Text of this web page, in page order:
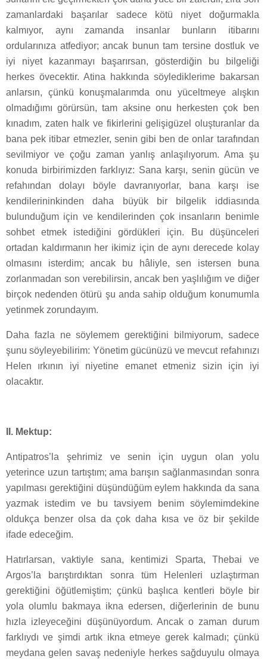
zamanlardaki başarılar sadece kötü niyet doğurmakla
kalmıyor, aynı zamanda insanlar bunların itibarını
ordularınıza atfediyor; ancak bunun tam tersine dostluk ve
iyi niyet kazanmayı başarırsan, gösterdiğin bu bilgeliği
herkes övecektir. Atina hakkında söylediklerime bakarsan
anlarsın, çünkü konuşmalarımda onu yüceltmeye alışkın
olmadığımı görürsün, tam aksine onu herkesten çok ben
kınadım, zaten halk ve fikirlerini gelişigüzel oluşturanlar da
bana pek itibar etmezler, senin gibi ben de onlar tarafından
sevilmiyor ve çoğu zaman yanlış anlaşılıyorum. Ama şu
konuda birbirimizden farklıyız: Sana karşı, senin gücün ve
refahından dolayı böyle davranıyorlar, bana karşı ise
kendilerininkinden daha büyük bir bilgelik iddiasında
bulunduğum için ve kendilerinden çok insanların benimle
sohbet etmek istediğini gördükleri için. Bu düşünceleri
ortadan kaldırmanın her ikimiz için de aynı derecede kolay
olmasını isterdim; ancak bu hâliyle, sen istersen buna
zorlanmadan son verebilirsin, ancak ben yaşlılığım ve diğer
birçok nedenden ötürü şu anda sahip olduğum konumumla
yetinmek zorundayım.
Daha fazla ne söylemem gerektiğini bilmiyorum, sadece
şunu söyleyebilirim: Yönetim gücünüzü ve mevcut refahınızı
Helen ırkının iyi niyetine emanet etmeniz sizin için iyi
olacaktır.
II. Mektup:
Antipatros’la şehrimiz ve senin için uygun olan yolu
yeterince uzun tartıştım; ama barışın sağlanmasından sonra
yapılması gerektiğini düşündüğüm eylem hakkında da sana
yazmak istedim ve bu tavsiyem benim söylemimdekine
oldukça benzer olsa da çok daha kısa ve öz bir şekilde
ifade edeceğim.
Hatırlarsan, vaktiyle sana, kentimizi Sparta, Thebai ve
Argos’la barıştırdıktan sonra tüm Helenleri uzlaştırman
gerektiğini öğütlemiştim; çünkü başlıca kentleri böyle bir
yola olumlu bakmaya ikna edersen, diğerlerinin de bunu
hızla izleyeceğini düşünüyordum. Ancak o zaman durum
farklıydı ve şimdi artık ikna etmeye gerek kalmadı; çünkü
meydana gelen savaş nedeniyle herkes sağduyulu olmaya